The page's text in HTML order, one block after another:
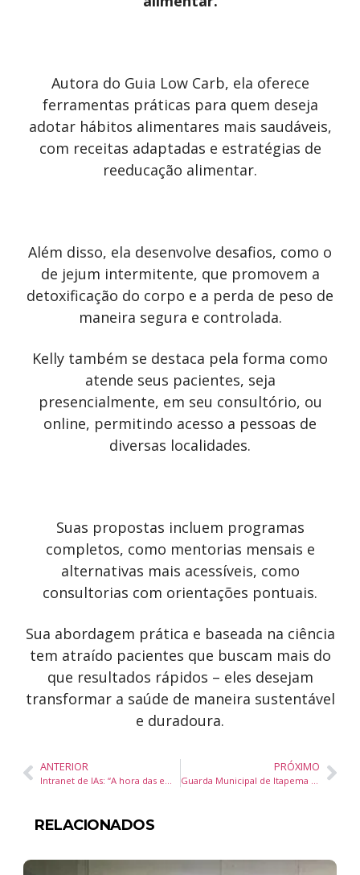
Autora do Guia Low Carb, ela oferece
ferramentas práticas para quem deseja
adotar hábitos alimentares mais saudáveis,
com receitas adaptadas e estratégias de
reeducação alimentar.
Além disso, ela desenvolve desafios, como o
de jejum intermitente, que promovem a
detoxificação do corpo e a perda de peso de
maneira segura e controlada.
Kelly também se destaca pela forma como
atende seus pacientes, seja
presencialmente, em seu consultório, ou
online, permitindo acesso a pessoas de
diversas localidades.
Suas propostas incluem programas
completos, como mentorias mensais e
alternativas mais acessíveis, como
consultorias com orientações pontuais.
Sua abordagem prática e baseada na ciência
tem atraído pacientes que buscam mais do
que resultados rápidos – eles desejam
transformar a saúde de maneira sustentável
e duradoura.
ANTERIOR PRÓXIMO
RELACIONADOS